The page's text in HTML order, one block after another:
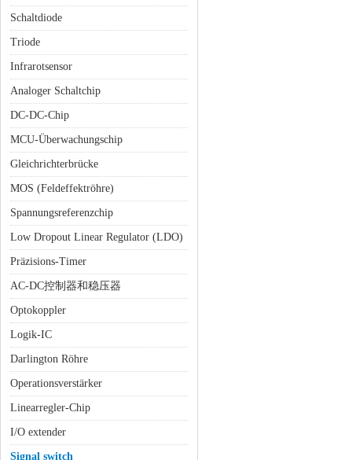
Schaltdiode
Triode
Infrarotsensor
Analoger Schaltchip
DC-DC-Chip
MCU-Überwachungschip
Gleichrichterbrücke
MOS (Feldeffektröhre)
Spannungsreferenzchip
Low Dropout Linear Regulator (LDO)
Präzisions-Timer
AC-DC控制器和稳压器
Optokoppler
Logik-IC
Darlington Röhre
Operationsverstärker
Linearregler-Chip
I/O extender
Signal switch